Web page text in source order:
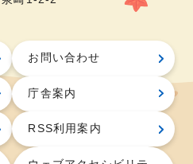
お問い合わせ
庁舎案内
RSS利用案内